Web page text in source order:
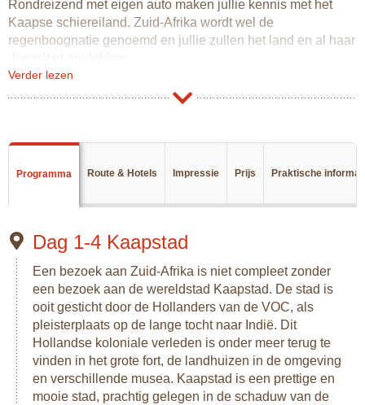
Rondreizend met eigen auto maken jullie kennis met het
Kaapse schiereiland. Zuid-Afrika wordt wel de
regenboognatie genoemd en jullie zullen het land en al haar
tijdverschil, goede hygiëne, modern en prima voorzieningen
De reis begint in Kaapstad, ook wel de Mother City
de Tafelberg, valt er genoeg te beleven in de stad. Van
de Goede Hoop en de pinguins van Boulder's Beach zijn
ook echte aanraders.
De eerste echte safari begint bij de Garden Route Game
Lodge. Onder leiding van een gids ga je in een safarivoeruig
op zoek naar de typische Afrikaanse dieren zoals de leeuw,
olifant en giraffe.
Door de Karoo woestijn rij je door naar Oudtshoorn, de
struisvogelhoofdstad van de wereld. Hier blijf je slapen op
een echte struisvogelboerderij en kun je zien hoe de boeren
Verder lezen
Programma Route & Hotels Impressie Prijs Praktische
Dag 1-4 Kaapstad
Een bezoek aan Zuid-Afrika is niet compleet zonder
een bezoek aan de wereldstad Kaapstad. De stad is
ooit gesticht door de Hollanders van de VOC, als
pleisterplaats op de lange tocht naar Indië. Dit
Hollandse koloniale verleden is onder meer terug te
vinden in het grote fort, de landhuizen in de omgeving
en verschillende musea. Kaapstad is een prettige en
mooie stad, prachtig gelegen in de schaduw van de